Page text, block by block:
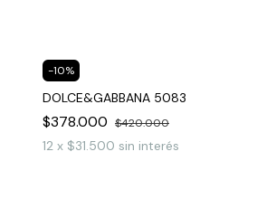
-10%
DOLCE&GABBANA 5083
$378.000 $420.000
12 x $31.500 sin interés